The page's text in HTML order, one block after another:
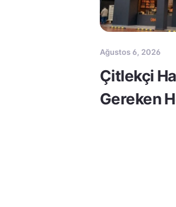
Ağustos 6, 2026
Çitlekçi
Gereken